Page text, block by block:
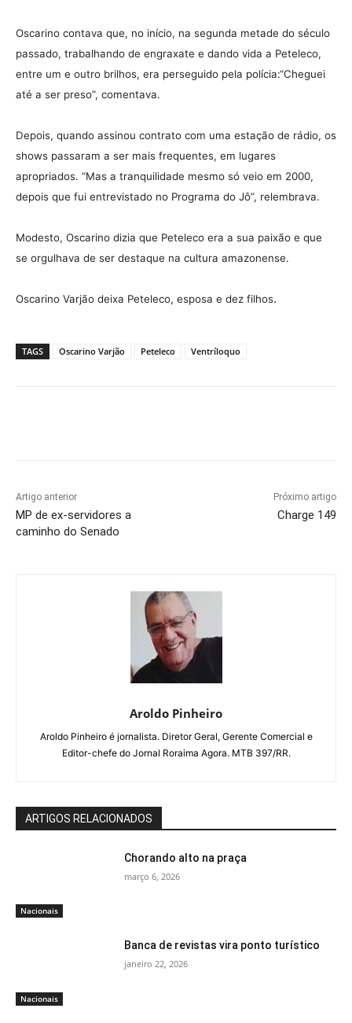
Oscarino contava que, no início, na segunda metade do século
passado, trabalhando de engraxate e dando vida a Peteleco,
entre um e outro brilhos, era perseguido pela polícia:“Cheguei
até a ser preso”, comentava.
Depois, quando assinou contrato com uma estação de rádio, os
shows passaram a ser mais frequentes, em lugares
apropriados. “Mas a tranquilidade mesmo só veio em 2000,
depois que fui entrevistado no Programa do Jô”, relembrava.
Modesto, Oscarino dizia que Peteleco era a sua paixão e que
se orgulhava de ser destaque na cultura amazonense.
Oscarino Varjão deixa Peteleco, esposa e dez filhos.
TAGS Oscarino Varjão Peteleco Ventríloquo
Artigo anterior
MP de ex-servidores a
caminho do Senado
Próximo artigo
Charge 149
Aroldo Pinheiro
Aroldo Pinheiro é jornalista. Diretor Geral, Gerente Comercial e
Editor-chefe do Jornal Roraima Agora. MTB 397/RR.
ARTIGOS RELACIONADOS
Nacionais
Chorando alto na praça
março 6, 2026
Nacionais
Banca de revistas vira ponto turístico
janeiro 22, 2026